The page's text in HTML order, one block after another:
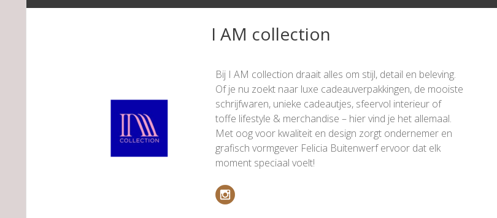
I AM collection
Bij I AM collection draait alles om stijl, detail en beleving.
Of je nu zoekt naar luxe cadeauverpakkingen, de mooiste
schrijfwaren, unieke cadeautjes, sfeervol interieur of
toffe lifestyle & merchandise – hier vind je het allemaal.
Met oog voor kwaliteit en design zorgt ondernemer en
grafisch vormgever Felicia Buitenwerf ervoor dat elk
moment speciaal voelt!